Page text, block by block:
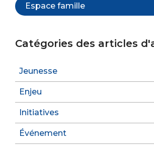
Espace famille
Catégories des articles
Jeunesse
Enjeu
Initiatives
Événement